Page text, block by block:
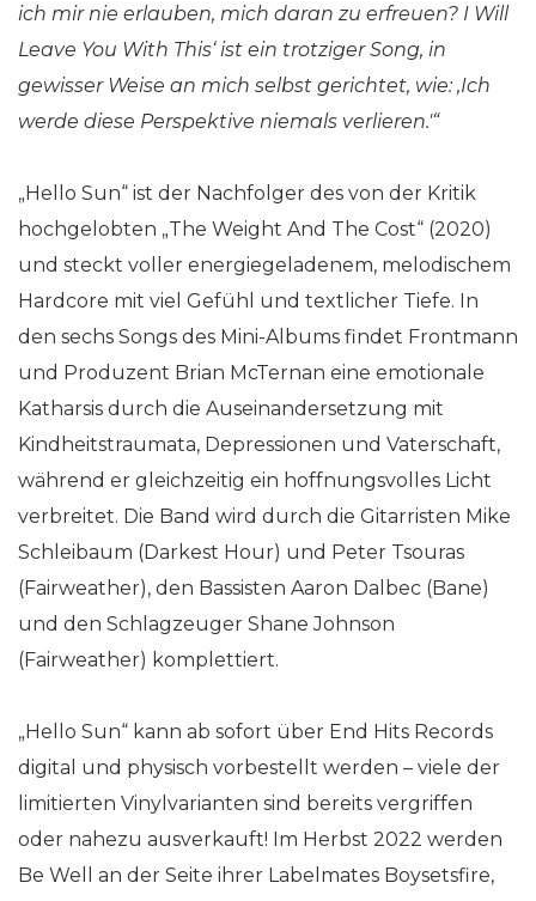
ich mir nie erlauben, mich daran zu erfreuen? I Will
Leave You With This‘ ist ein trotziger Song, in
gewisser Weise an mich selbst gerichtet, wie: ‚Ich
werde diese Perspektive niemals verlieren.'“
„Hello Sun“ ist der Nachfolger des von der Kritik
hochgelobten „The Weight And The Cost“ (2020)
und steckt voller energiegeladenem, melodischem
Hardcore mit viel Gefühl und textlicher Tiefe. In
den sechs Songs des Mini-Albums findet Frontmann
und Produzent Brian McTernan eine emotionale
Katharsis durch die Auseinandersetzung mit
Kindheitstraumata, Depressionen und Vaterschaft,
während er gleichzeitig ein hoffnungsvolles Licht
verbreitet. Die Band wird durch die Gitarristen Mike
Schleibaum (Darkest Hour) und Peter Tsouras
(Fairweather), den Bassisten Aaron Dalbec (Bane)
und den Schlagzeuger Shane Johnson
(Fairweather) komplettiert.
„Hello Sun“ kann ab sofort über End Hits Records
digital und physisch vorbestellt werden – viele der
limitierten Vinylvarianten sind bereits vergriffen
oder nahezu ausverkauft! Im Herbst 2022 werden
Be Well an der Seite ihrer Labelmates Boysetsfire,